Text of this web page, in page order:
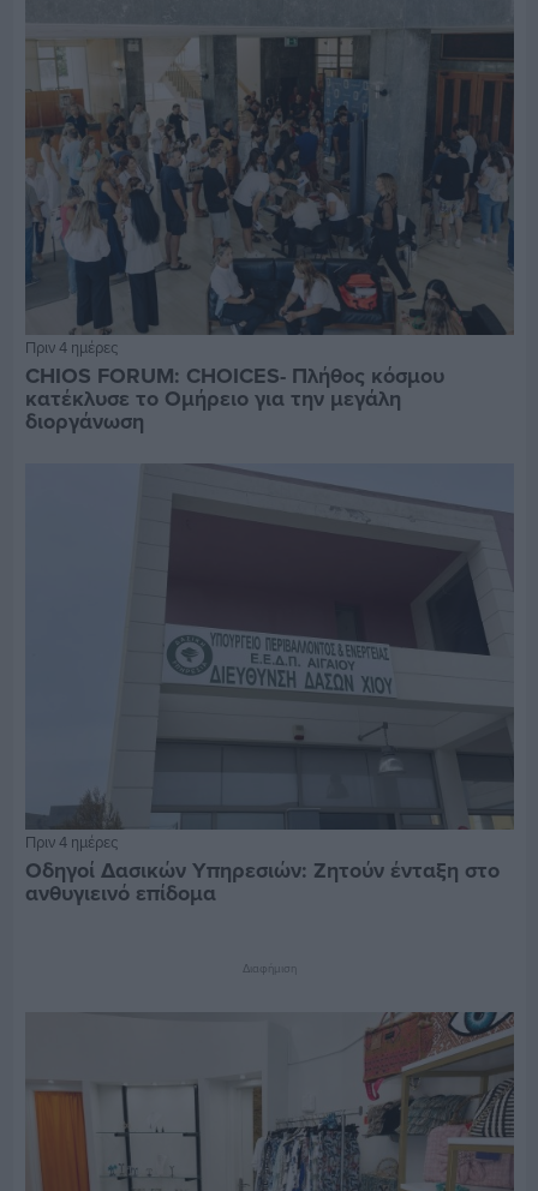
Πριν 4 ημέρες
CHIOS FORUM: CHOICES- Πλήθος κόσμου
κατέκλυσε το Ομήρειο για την μεγάλη
διοργάνωση
Πριν 4 ημέρες
Οδηγοί Δασικών Υπηρεσιών: Ζητούν ένταξη στο
ανθυγιεινό επίδομα
Διαφήμιση